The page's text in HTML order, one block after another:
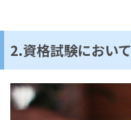
2.資格試験において